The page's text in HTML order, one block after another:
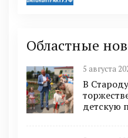
Областные
5 августа
В
детскую